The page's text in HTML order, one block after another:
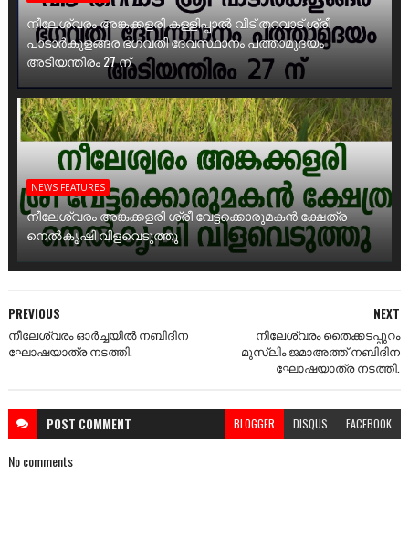
നീലേശ്വരം അങ്കക്കളരി കള്ളിപ്പാൽ വീട് തറവാട് ശ്രീ
പാടാർകുളങ്ങര ഭഗവതി ദേവസ്ഥാനം പത്താമുദയം
അടിയന്തിരം 27 ന്
NEWS FEATURES
നീലേശ്വരം അങ്കക്കളരി ശ്രീ വേട്ടക്കൊരുമകൻ ക്ഷേത്ര
നെൽകൃഷി വിളവെടുത്തു
NEXT
നീലേശ്വരം തൈക്കടപ്പുറം
മുസ്ലിം ജമാഅത്ത് നബിദിന
ഘോഷയാത്ര നടത്തി.
PREVIOUS
നീലേശ്വരം ഓർച്ചയിൽ നബിദിന
ഘോഷയാത്ര നടത്തി.
POST COMMENT BLOGGER DISQUS FACEBOOK
No comments